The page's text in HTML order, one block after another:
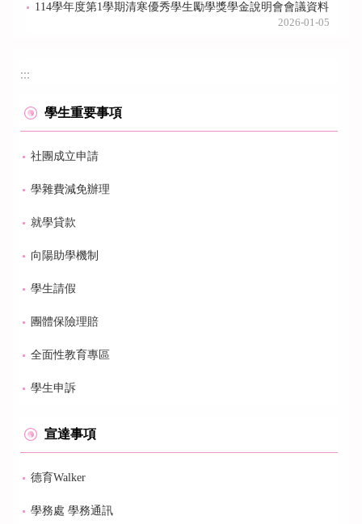
114學年度第1學期清寒優秀學生勵學獎學金說明會會議資料
2026-01-05
:::
學生重要事項
社團成立申請
學雜費減免辦理
就學貸款
向陽助學機制
學生請假
團體保險理賠
全面性教育專區
學生申訴
宣達事項
德育Walker
學務處 學務通訊